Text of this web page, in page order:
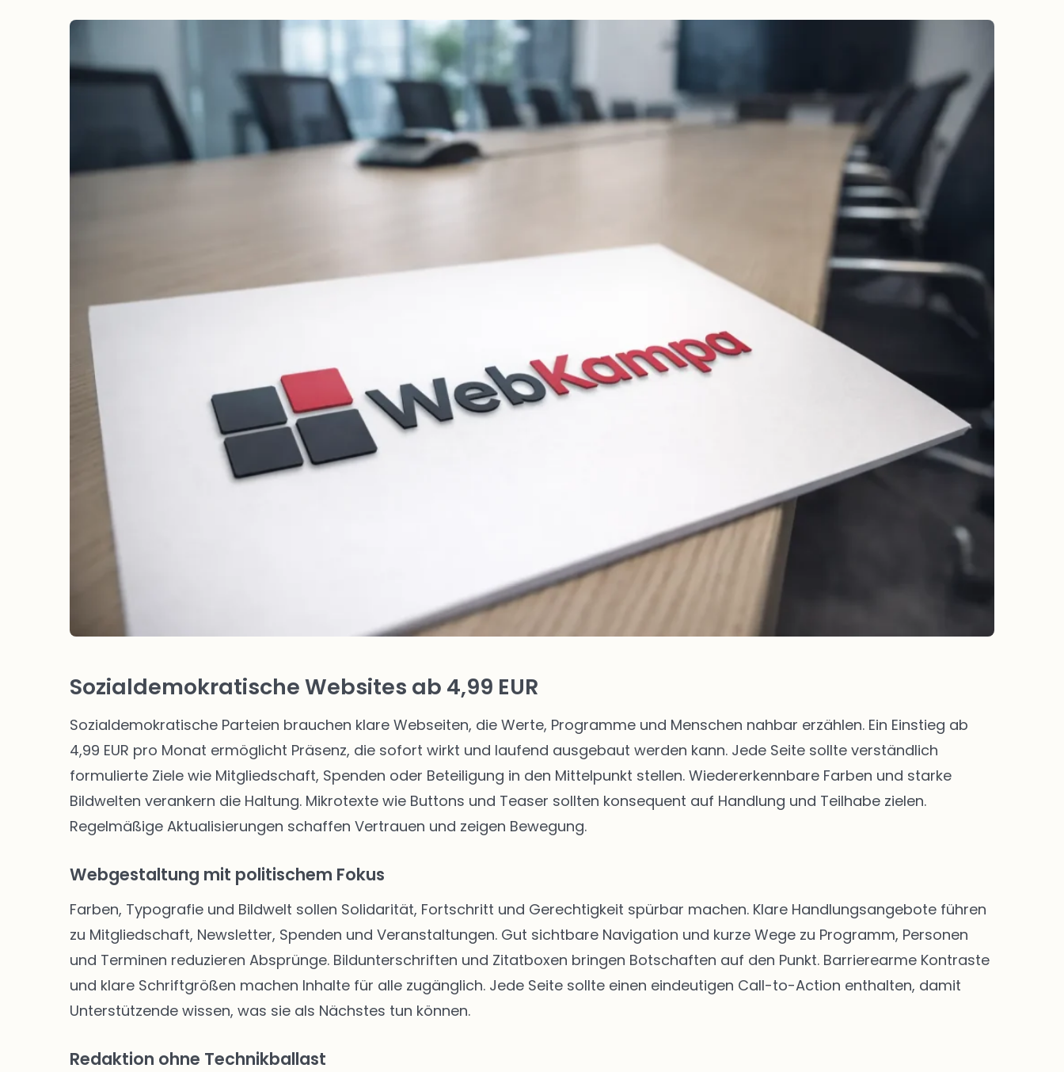
alle Altersgruppen
Sozialdemokratische Websites ab 4,99 EUR
Sozialdemokratische Parteien brauchen klare Webseiten, die Werte, Programme und Menschen nahbar erzählen. Ein Einstieg ab
4,99 EUR pro Monat ermöglicht Präsenz, die sofort wirkt und laufend ausgebaut werden kann. Jede Seite sollte verständlich
formulierte Ziele wie Mitgliedschaft, Spenden oder Beteiligung in den Mittelpunkt stellen. Wiedererkennbare Farben und starke
Bildwelten verankern die Haltung. Mikrotexte wie Buttons und Teaser sollten konsequent auf Handlung und Teilhabe zielen.
Regelmäßige Aktualisierungen schaffen Vertrauen und zeigen Bewegung.
Webgestaltung mit politischem Fokus
Farben, Typografie und Bildwelt sollen Solidarität, Fortschritt und Gerechtigkeit spürbar machen. Klare Handlungsangebote führen
zu Mitgliedschaft, Newsletter, Spenden und Veranstaltungen. Gut sichtbare Navigation und kurze Wege zu Programm, Personen
und Terminen reduzieren Absprünge. Bildunterschriften und Zitatboxen bringen Botschaften auf den Punkt. Barrierearme Kontraste
und klare Schriftgrößen machen Inhalte für alle zugänglich. Jede Seite sollte einen eindeutigen Call-to-Action enthalten, damit
Unterstützende wissen, was sie als Nächstes tun können.
Redaktion ohne Technikballast